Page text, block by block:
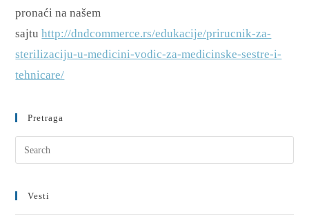
pronaći na našem
sajtuhttp://dndcommerce.rs/edukacije/prirucnik-za-
sterilizaciju-u-medicini-vodic-za-medicinske-sestre-i-
tehnicare/
Pretraga
Vesti